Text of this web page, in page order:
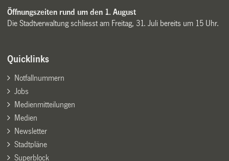
Öffnungszeiten rund um den 1. August
Die Stadtverwaltung schliesst am Freitag, 31. Juli bereits um 15 Uhr.
Quicklinks
Notfallnummern
Jobs
Medienmitteilungen
Medien
Newsletter
Stadtpläne
Superblock